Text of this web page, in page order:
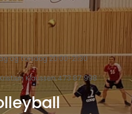
og torsdag 20:00-21:30
Klaussen 473 87 998